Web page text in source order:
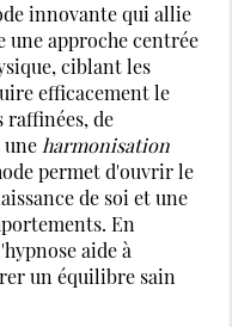
innovante qui allie
approche centrée
ciblant les
efficacement le
raffinées, de
harmonisation
permet d'ouvrir le
de soi et une
En
aide à
un équilibre sain